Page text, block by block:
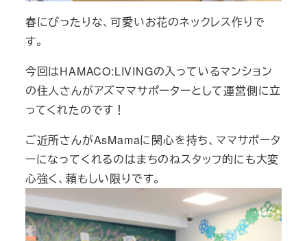
春にぴったりな、可愛いお花のネックレス作りで
す。
今回はHAMACO:LIVINGの入っているマンション
の住人さんがアズママサポーターとして運営側に立
ってくれたのです！
ご近所さんがAsMamaに関心を持ち、ママサポータ
ーになってくれるのはまちのねスタッフ的にも大変
心強く、頼もしい限りです。